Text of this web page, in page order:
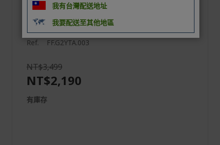
Acer Wave D7 Wi-Fi 7 無線網卡
Ref. FF.G2YTA.003
NT$3,499
NT$2,190
有庫存
我有台灣配送地址
我要配送至其他地區